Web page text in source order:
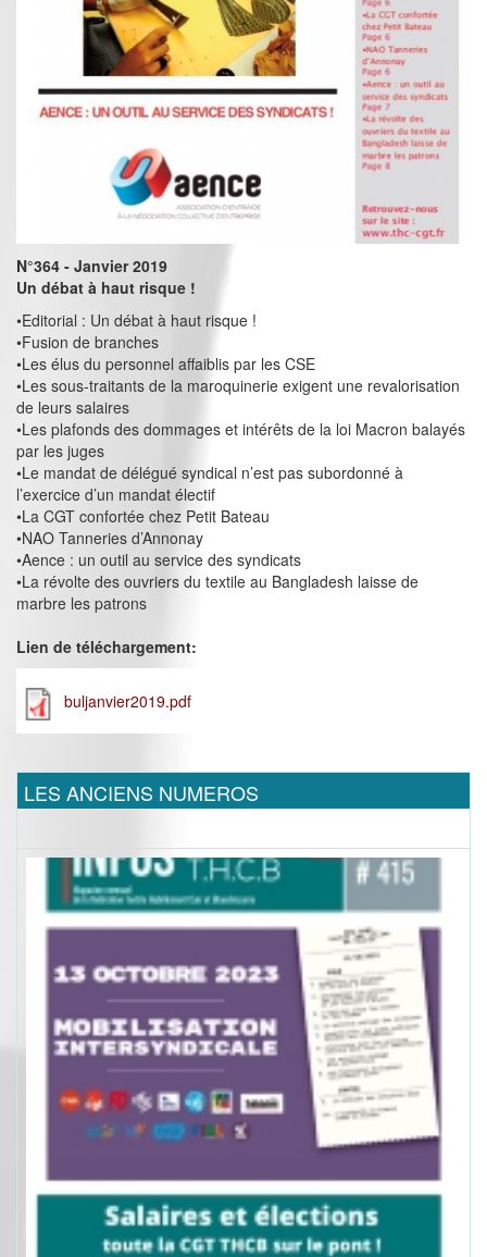
N°364 - Janvier 2019
Un débat à haut risque !
•Editorial : Un débat à haut risque !
•Fusion de branches
•Les élus du personnel affaiblis par les CSE
•Les sous-traitants de la maroquinerie exigent une revalorisation
de leurs salaires
•Les plafonds des dommages et intérêts de la loi Macron balayés
par les juges
•Le mandat de délégué syndical n’est pas subordonné à
l’exercice d’un mandat électif
•La CGT confortée chez Petit Bateau
•NAO Tanneries d’Annonay
•Aence : un outil au service des syndicats
•La révolte des ouvriers du textile au Bangladesh laisse de
marbre les patrons
Lien de téléchargement:
buljanvier2019.pdf
LES ANCIENS NUMEROS